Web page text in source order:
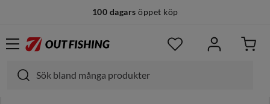
100 dagars öppet köp